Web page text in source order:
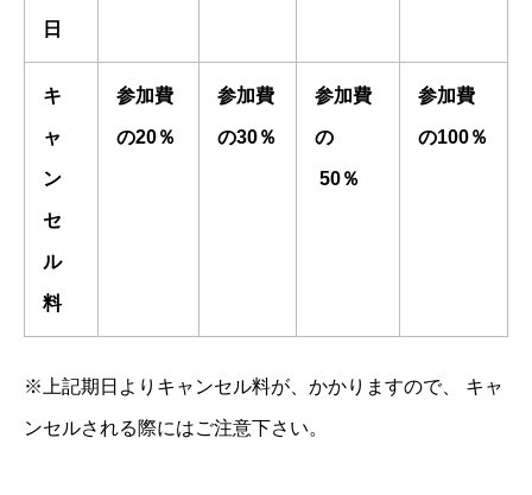
日
キ
ャ
ン
セ
ル
料
参加費
の20％
参加費
の30％
参加費
の
50％
参加費
の100％
※上記期日よりキャンセル料が、かかりますので、 キャ
ンセルされる際にはご注意下さい。